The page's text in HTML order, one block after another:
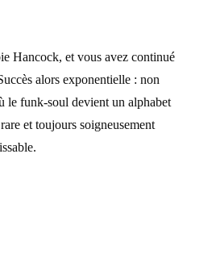
Hancock, et vous avez continué
alors exponentielle : non
le funk-soul devient un alphabet
et toujours soigneusement